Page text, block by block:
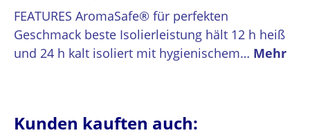
FEATURES AromaSafe® für perfekten
Geschmack beste Isolierleistung hält 12 h heiß
und 24 h kalt isoliert mit hygienischem… Mehr
Kunden kauften auch: